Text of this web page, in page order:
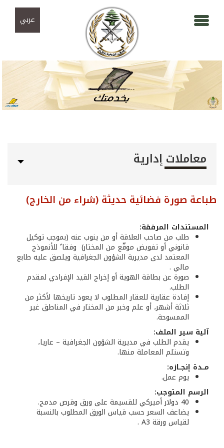
عربي
معاملات إدارية
طباعة صورة فضائية حديثة (شراء من الخارج)
المستندات المرفقة:
طلب من صاحب العلاقة أو من ينوب عنه (بموجب توكيل
قانوني أو تفويض موقّع من المختار) وفقا ً للأنموذج
المعتمد لدى مديرية الشؤون الجغرافية ويلصق عليه طابع
مالي .
صورة عن بطاقة الهوية أو إخراج القيد الإفرادي لمقدم
الطلب.
إفادة عقارية للعقار المطلوب لا يعود تاريخها لأكثر من
ثلاثة أشهر، أو علم وخبر من المختار في المناطق غير
الممسوحة.
آلية سير الملف:
يقدم الطلب في مديرية الشؤون الجغرافية – عاريا،
وتستلم المعاملة منها.
مــدة إنجــازه:
يوم عمل.
الرسم المتوجب:
40 دولار أميركي للقسيمة على ورق وقرص مدمج.
يضاعف السعر حسب قياس الورق المطلوب بالنسبة
لقياس ورقة A3 .